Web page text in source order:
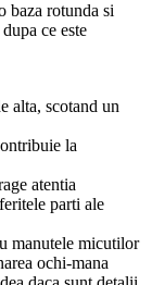
baza rotunda si
ce este
alta, scotand un
la
atentia
parti ale
manutele micutilor
ochi-mana